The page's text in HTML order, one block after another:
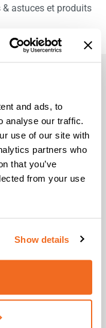
and ads, to
analyse our traffic.
use of our site with
partners who
that you’ve
from your use
Show details
astuces et produits
POSÉES
pas mon
de garantie?